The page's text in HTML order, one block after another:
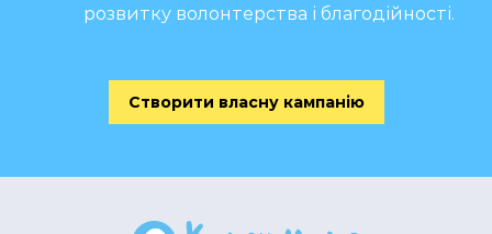
розвитку волонтерства і благодійності.
Створити власну кампанію